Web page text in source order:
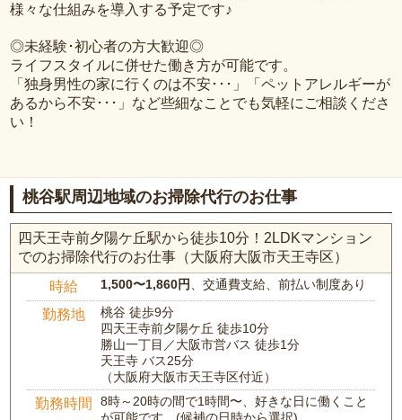
様々な仕組みを導入する予定です♪
◎未経験･初心者の方大歓迎◎
ライフスタイルに併せた働き方が可能です。
「独身男性の家に行くのは不安･･･」「ペットアレルギーが
あるから不安･･･」など些細なことでも気軽にご相談くださ
い！
桃谷駅周辺地域のお掃除代行のお仕事
四天王寺前夕陽ケ丘駅から徒歩10分！2LDKマンション
でのお掃除代行のお仕事（大阪府大阪市天王寺区）
時給 1,500〜1,860円、交通費支給、前払い制度あり
勤務地
桃谷 徒歩9分
四天王寺前夕陽ケ丘 徒歩10分
勝山一丁目／大阪市営バス 徒歩1分
天王寺 バス25分
（大阪府大阪市天王寺区付近）
勤務時間
8時～20時の間で1時間〜、好きな日に働くこと